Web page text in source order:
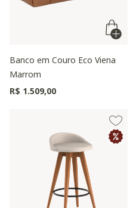
Banco em Couro Eco Viena
Marrom
R$ 1.509,00